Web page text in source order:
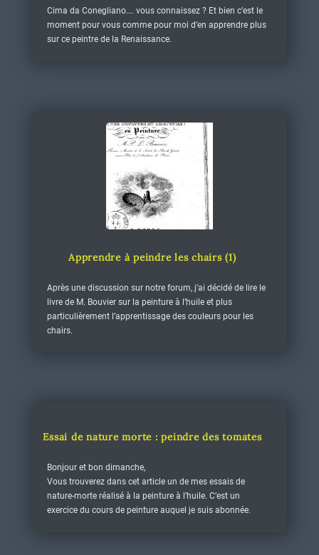
Cima da Conegliano…. vous connaissez ? Et bien c’est le
moment pour vous comme pour moi d’en apprendre plus
sur ce peintre de la Renaissance.
Apprendre à peindre les chairs (1)
Après une discussion sur notre forum, j’ai décidé de lire le
livre de M. Bouvier sur la peinture à l’huile et plus
particulièrement l’apprentissage des couleurs pour les
chairs.
Essai de nature morte : peindre des tomates
Bonjour et bon dimanche,
Vous trouverez dans cet article un de mes essais de
nature-morte réalisé à la peinture à l’huile. C’est un
exercice du cours de peinture auquel je suis abonnée.